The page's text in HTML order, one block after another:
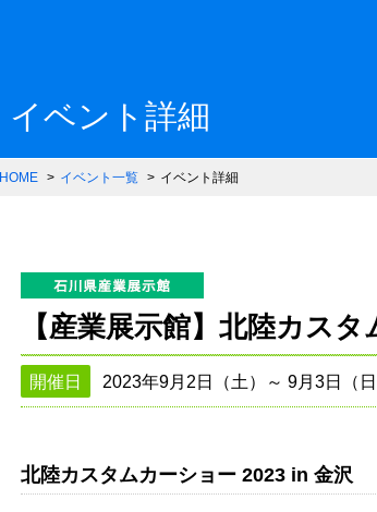
一般財団法人石川県
イベント詳細
HOME イベント一覧 イベント詳細
【産業展示館】北陸カス
開催日 2023年9月2日（土）～ 9月3日（日
北陸カスタムカーショー 2023 in 金